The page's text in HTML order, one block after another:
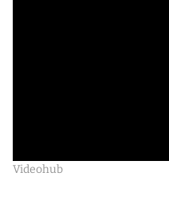
Videohub